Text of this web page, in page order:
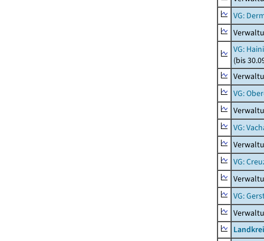
VG:
VG:
(bis
VG:
VG:
VG:
VG: